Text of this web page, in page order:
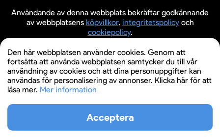
Användande av denna webbplats bekräftar godkännande
av webbplatsens köpvillkor, integritetspolicyoch
cookiepolicy.
© 2026 Evenemangsbiljetter.se
Den här webbplatsen använder cookies. Genom att
fortsätta att använda webbplatsen samtycker du till vår
användning av cookies och att dina personuppgifter kan
användas för personalisering av annonser. Klicka här för att
läsa mer. Mer information
Acceptera